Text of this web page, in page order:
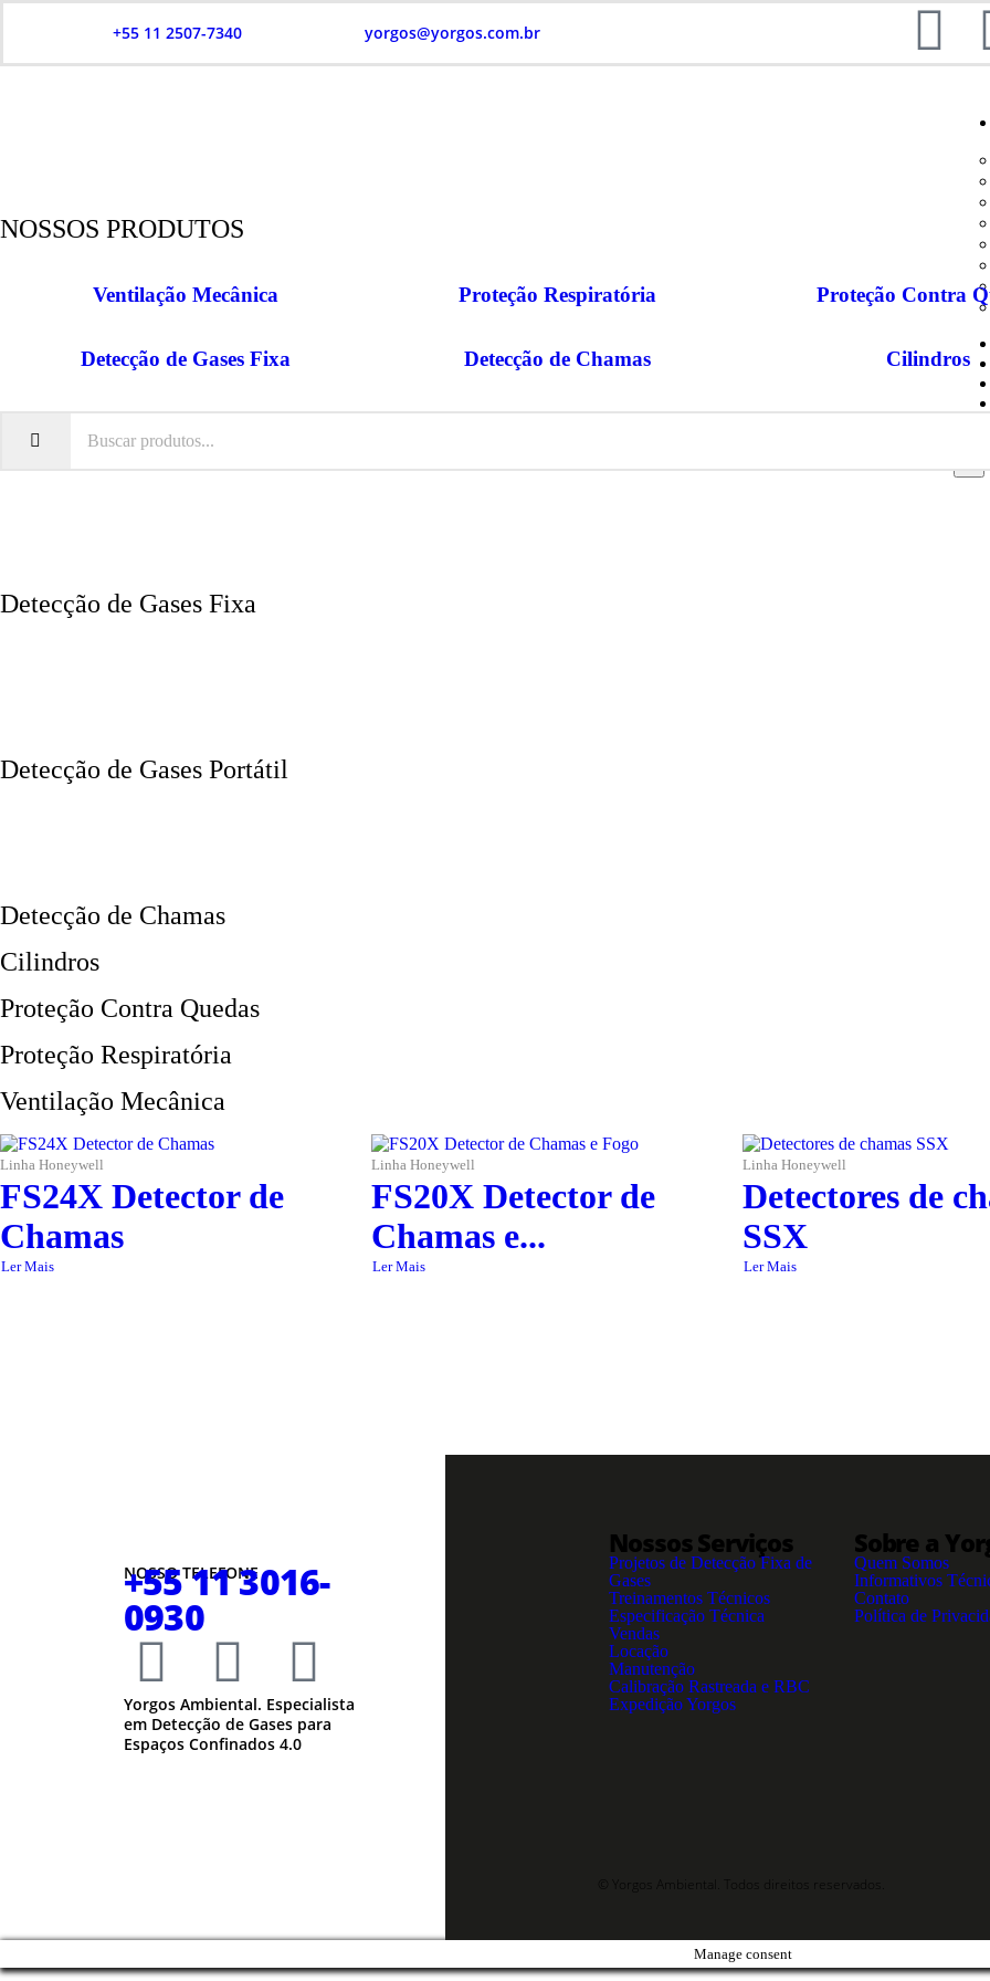
+55 11 2507-7340 yorgos@yorgos.com.br
NOSSOS PRODUTOS
Ventilação Mecânica Proteção Respiratória Proteção Contra
Detecção de Gases Fixa Detecção de Chamas Cilindros
Detecção de Gases Fixa
Detecção de Gases Portátil
Detecção de Chamas
Cilindros
Proteção Contra Quedas
Proteção Respiratória
Ventilação Mecânica
Linha Honeywell
FS24X Detector de
Chamas
Ler Mais
Linha Honeywell
FS20X Detector de
Chamas e...
Ler Mais
Linha Honeywell
Detectores de
SSX
Ler Mais
NOSSO TELEFONE
+55 11 3016-
0930
Yorgos Ambiental. Especialista
em Detecção de Gases para
Espaços Confinados 4.0
Nossos Serviços
Projetos de Detecção Fixa de
Gases
Treinamentos Técnicos
Especificação Técnica
Vendas
Locação
Manutenção
Calibração Rastreada e RBC
Expedição Yorgos
Sobre a
Quem Somos
Informativos
Contato
Política de
© Yorgos Ambiental. Todos direitos reservados.
Manage consent